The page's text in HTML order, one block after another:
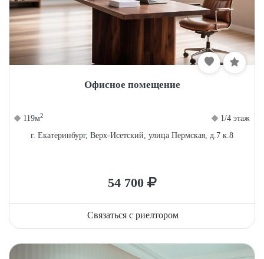
Офисное помещение
119м2
1/4 этаж
г. Екатеринбург, Верх-Исетский, улица Пермская, д.7 к.8
54 700
Связаться с риелтором